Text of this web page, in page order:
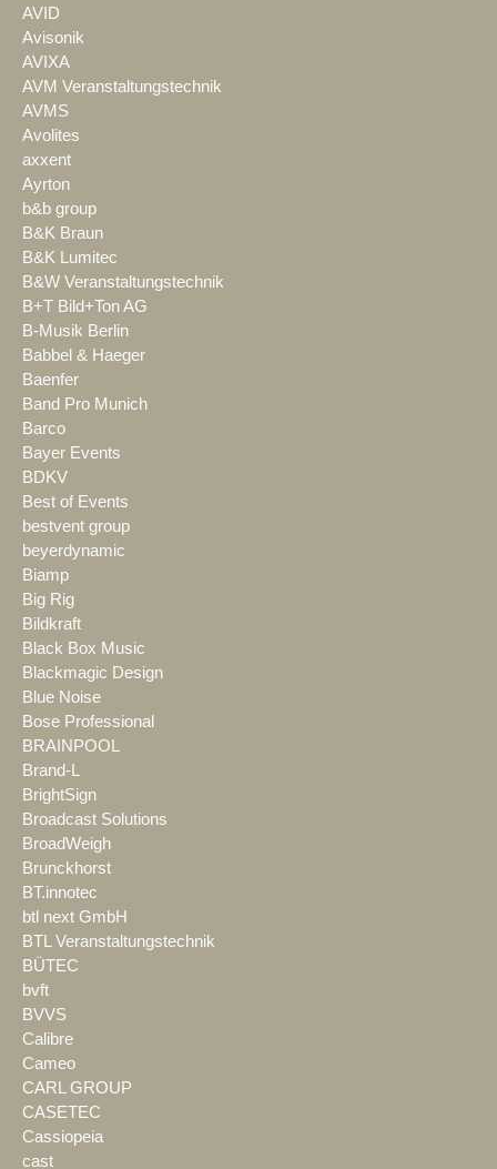
AVID
Avisonik
AVIXA
AVM Veranstaltungstechnik
AVMS
Avolites
axxent
Ayrton
b&b group
B&K Braun
B&K Lumitec
B&W Veranstaltungstechnik
B+T Bild+Ton AG
B-Musik Berlin
Babbel & Haeger
Baenfer
Band Pro Munich
Barco
Bayer Events
BDKV
Best of Events
bestvent group
beyerdynamic
Biamp
Big Rig
Bildkraft
Black Box Music
Blackmagic Design
Blue Noise
Bose Professional
BRAINPOOL
Brand-L
BrightSign
Broadcast Solutions
BroadWeigh
Brunckhorst
BT.innotec
btl next GmbH
BTL Veranstaltungstechnik
BÜTEC
bvft
BVVS
Calibre
Cameo
CARL GROUP
CASETEC
Cassiopeia
cast